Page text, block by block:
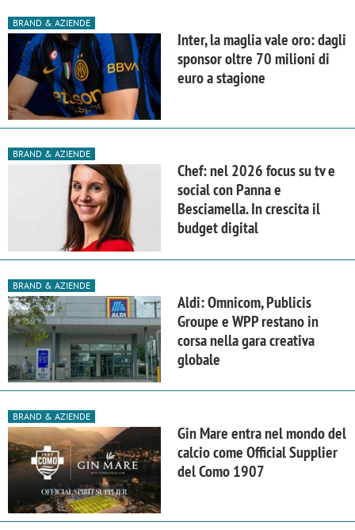
BRAND & AZIENDE
Inter, la maglia vale oro: dagli
sponsor oltre 70 milioni di
euro a stagione
BRAND & AZIENDE
Chef: nel 2026 focus su tv e
social con Panna e
Besciamella. In crescita il
budget digital
BRAND & AZIENDE
Aldi: Omnicom, Publicis
Groupe e WPP restano in
corsa nella gara creativa
globale
BRAND & AZIENDE
Gin Mare entra nel mondo del
calcio come Official Supplier
del Como 1907